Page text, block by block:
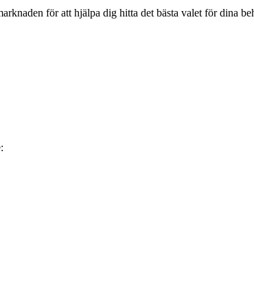
för att hjälpa dig hitta det bästa valet för dina